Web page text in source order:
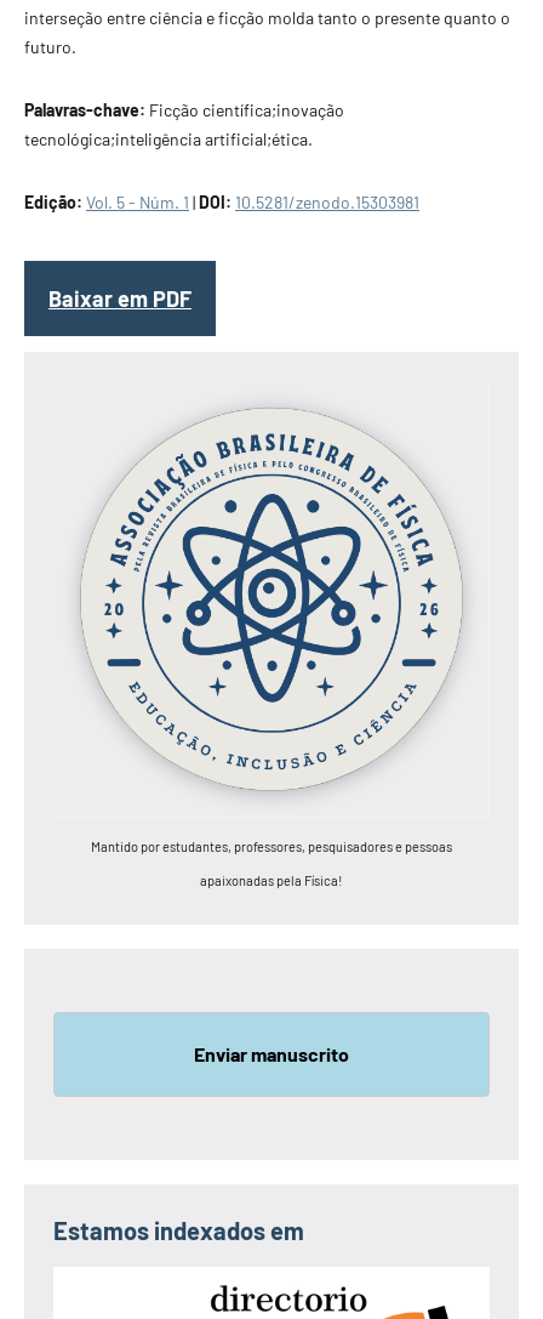
interseção entre ciência e ficção molda tanto o presente quanto o
futuro.
Palavras-chave: Ficção científica;inovação
tecnológica;inteligência artificial;ética.
Edição: Vol. 5 - Núm. 1 |DOI: 10.5281/zenodo.15303981
Baixar em PDF
Mantido por estudantes, professores, pesquisadores e pessoas
apaixonadas pela Física!
Enviar manuscrito
Estamos indexados em